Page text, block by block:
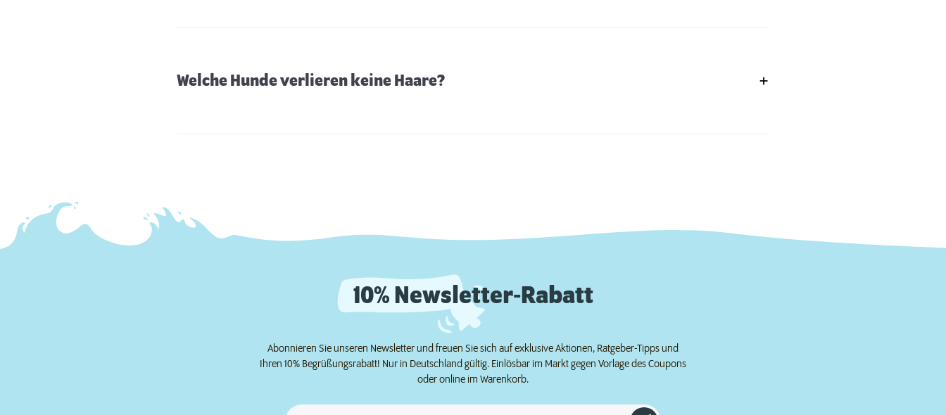
Welche Hunde verlieren keine Haare?
10% Newsletter-Rabatt
Abonnieren Sie unseren Newsletter und freuen Sie sich auf exklusive Aktionen, Ratgeber-Tipps und
Ihren 10% Begrüßungsrabatt! Nur in Deutschland gültig. Einlösbar im Markt gegen Vorlage des Coupons
oder online im Warenkorb.